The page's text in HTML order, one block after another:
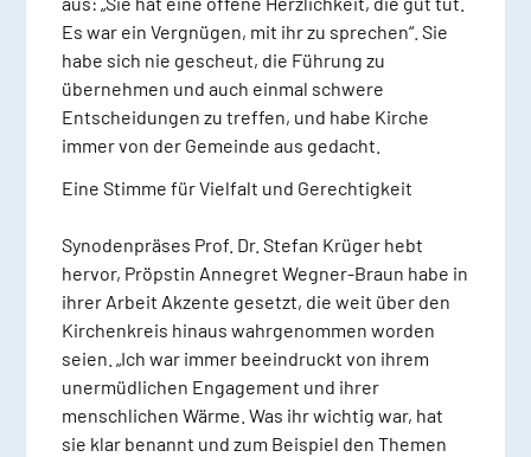
Es war ein Vergnügen, mit ihr zu sprechen“. Sie
habe sich nie gescheut, die Führung zu
übernehmen und auch einmal schwere
Entscheidungen zu treffen, und habe Kirche
immer von der Gemeinde aus gedacht.
Eine Stimme für Vielfalt und Gerechtigkeit
Synodenpräses Prof. Dr. Stefan Krüger hebt
hervor, Pröpstin Annegret Wegner-Braun habe in
ihrer Arbeit Akzente gesetzt, die weit über den
Kirchenkreis hinaus wahrgenommen worden
seien. „Ich war immer beeindruckt von ihrem
unermüdlichen Engagement und ihrer
menschlichen Wärme. Was ihr wichtig war, hat
sie klar benannt und zum Beispiel den Themen